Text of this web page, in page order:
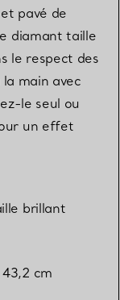
pavé de
diamant taille
le respect des
main avec
le seul ou
un effet
brillant
cm